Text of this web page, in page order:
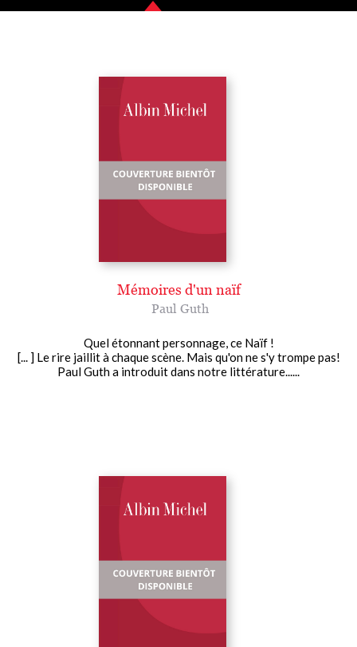
Mémoires d'un naïf
Paul Guth
Quel étonnant personnage, ce Naïf !
[... ] Le rire jaillit à chaque scène. Mais qu'on ne s'y trompe pas!
Paul Guth a introduit dans notre littérature......